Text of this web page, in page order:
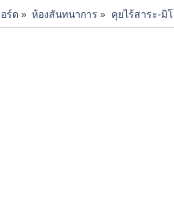
ร์ด » ห้องสันทนาการ » คุยไร้สาระ-มิ